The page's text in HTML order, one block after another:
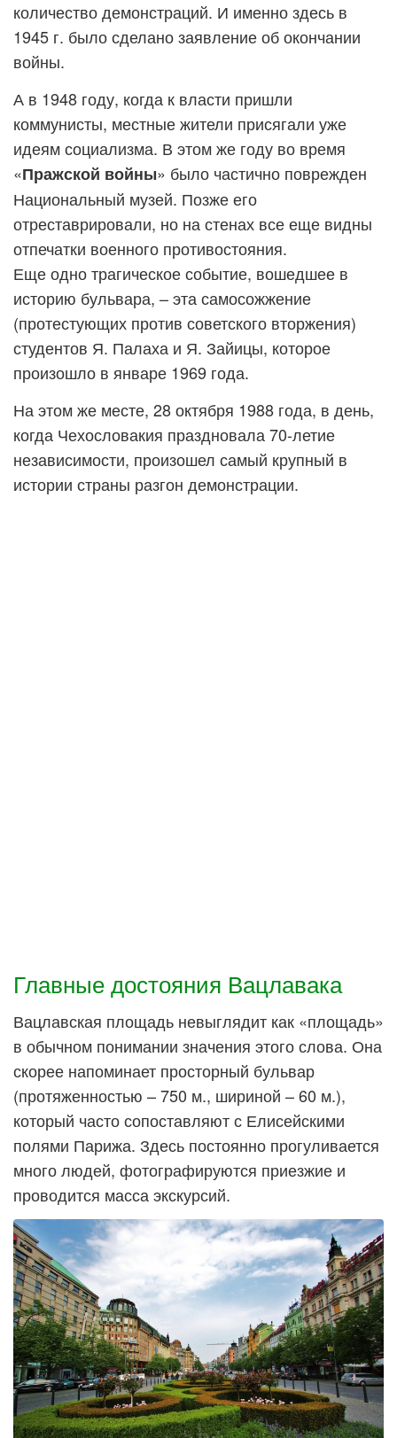
количество демонстраций. И именно здесь в
1945 г. было сделано заявление об окончании
войны.
А в 1948 году, когда к власти пришли
коммунисты, местные жители присягали уже
идеям социализма. В этом же году во время
«Пражской войны» было частично поврежден
Национальный музей. Позже его
отреставрировали, но на стенах все еще видны
отпечатки военного противостояния.
Еще одно трагическое событие, вошедшее в
историю бульвара, – эта самосожжение
(протестующих против советского вторжения)
студентов Я. Палаха и Я. Зайицы, которое
произошло в январе 1969 года.
На этом же месте, 28 октября 1988 года, в день,
когда Чехословакия праздновала 70-летие
независимости, произошел самый крупный в
истории страны разгон демонстрации.
Главные достояния Вацлавака
Вацлавская площадь невыглядит как «площадь»
в обычном понимании значения этого слова. Она
скорее напоминает просторный бульвар
(протяженностью – 750 м., шириной – 60 м.),
который часто сопоставляют с Елисейскими
полями Парижа. Здесь постоянно прогуливается
много людей, фотографируются приезжие и
проводится масса экскурсий.